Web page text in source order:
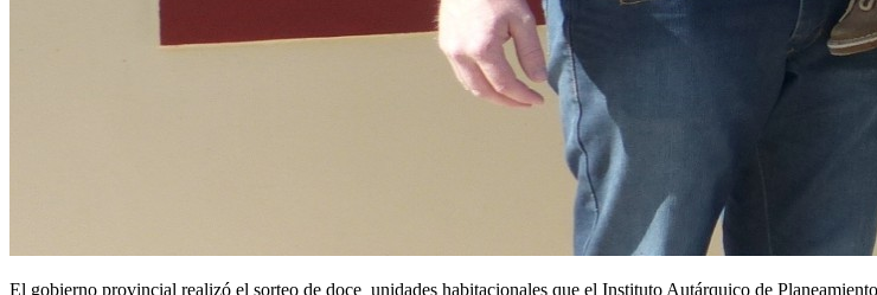
El gobierno provincial realizó el sorteo de doce unidades habitacionales que el Instituto Autárquico de